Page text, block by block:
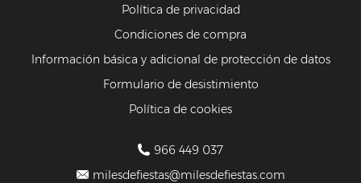
Política de privacidad
Condiciones de compra
Información básica y adicional de protección de datos
Formulario de desistimiento
Política de cookies
966 449 037
milesdefiestas@milesdefiestas.com